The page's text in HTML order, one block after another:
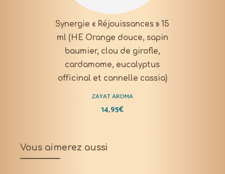
Synergie « Réjouissances » 15
ml (HE Orange douce, sapin
baumier, clou de girofle,
cardamome, eucalyptus
officinal et cannelle cassia)
ZAYAT AROMA
14,95€
Vous aimerez aussi